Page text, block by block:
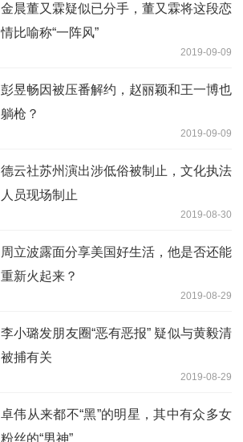
金晨董又霖疑似已分手，董又霖将这段恋
情比喻称“一阵风”
2019-09-09
彭昱畅因被压番解约，赵丽颖和王一博也
躺枪？
2019-09-09
德云社苏州演出涉低俗被制止，文化执法
人员现场制止
2019-08-30
周立波露面分享美国好生活，他是否还能
重新火起来？
2019-08-29
李小璐发朋友圈“恶有恶报” 疑似与黄毅清
被捕有关
2019-08-29
卓伟从来都不“黑”的明星，其中有众多女
粉丝的“男神”